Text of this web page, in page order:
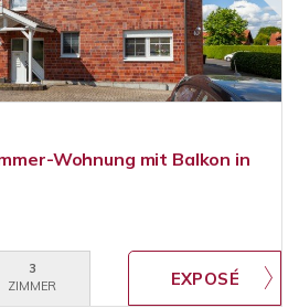
Wohnung mit Balkon in
3
ZIMMER